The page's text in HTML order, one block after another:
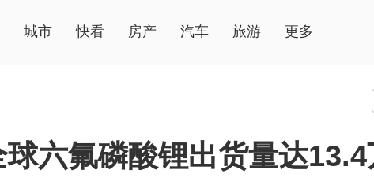
城市 快看 房产 汽车 旅游 更多
六氟磷酸锂出货量达